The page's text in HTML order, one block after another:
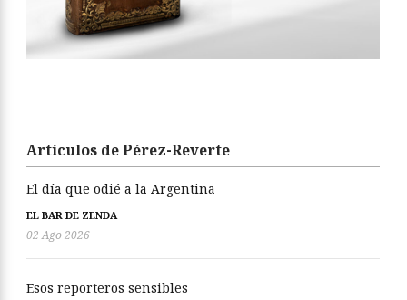
Artículos de Pérez-Reverte
El día que odié a la Argentina
EL BAR DE ZENDA
02 Ago 2026
Esos reporteros sensibles